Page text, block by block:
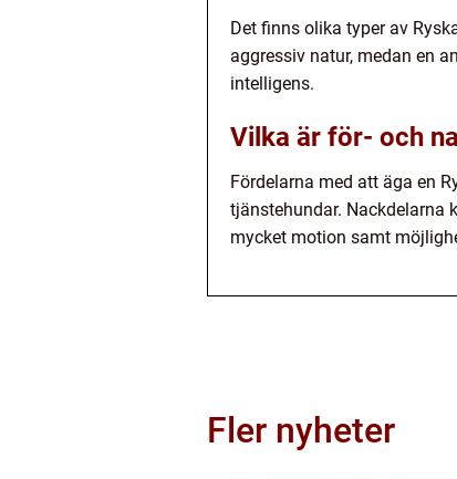
Det finns olika typer av
aggressiv natur, medan en
intelligens.
Vilka är för- och
Fördelarna med att äga en
tjänstehundar. Nackdelarna
mycket motion samt
Fler nyheter